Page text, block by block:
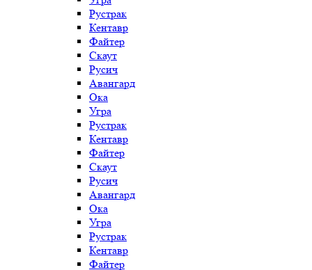
Рустрак
Кентавр
Файтер
Скаут
Русич
Авангард
Ока
Угра
Рустрак
Кентавр
Файтер
Скаут
Русич
Авангард
Ока
Угра
Рустрак
Кентавр
Файтер